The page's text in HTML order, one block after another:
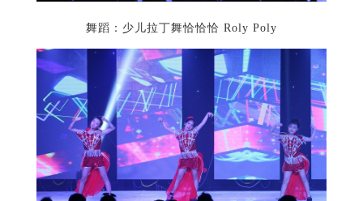
舞蹈：少儿拉丁舞恰恰恰 Roly Poly